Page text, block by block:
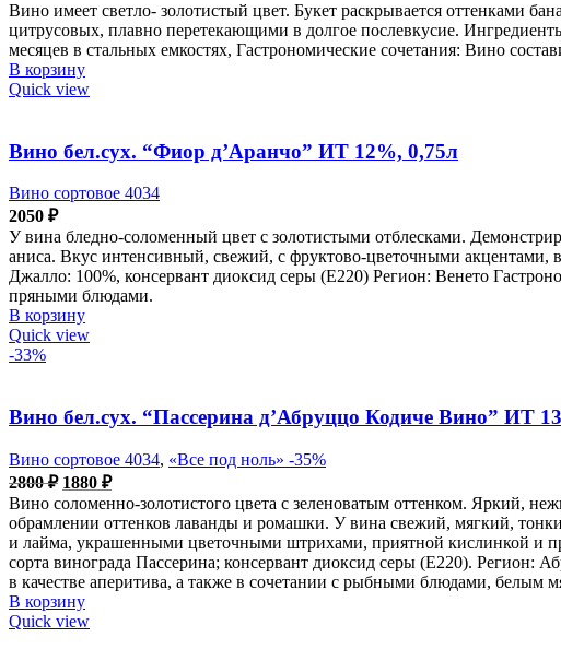
Вино имеет светло- золотистый цвет. Букет раскрывается оттенками
цитрусовых, плавно перетекающими в долгое послевкусие.
месяцев в стальных емкостях, Гастрономические сочетания: Вино
В корзину
Quick view
Вино бел.сух. “Фиор д’Аранчо” ИТ 12%, 0,75л
Вино сортовое 4034
2050 ₽
У вина бледно-соломенный цвет с золотистыми отблесками.
аниса. Вкус интенсивный, свежий, с фруктово-цветочными
Джалло: 100%, консервант диоксид серы (Е220) Регион: Венето
пряными блюдами.
В корзину
Quick view
-33%
Вино бел.сух. “Пассерина д’Абруццо Кодиче Вино” ИТ
Вино сортовое 4034, «Все под ноль» -35%
2800₽ Первоначальная
цена
составляла
2800 ₽.
1880 ₽Текущая
цена:
1880 ₽.
Вино соломенно-золотистого цвета с зеленоватым оттенком. Яркий,
обрамлении оттенков лаванды и ромашки. У вина свежий, мягкий,
и лайма, украшенными цветочными штрихами, приятной кислинкой и
сорта винограда Пассерина; консервант диоксид серы (Е220). Регион:
в качестве аперитива, а также в сочетании с рыбными блюдами, белым
В корзину
Quick view